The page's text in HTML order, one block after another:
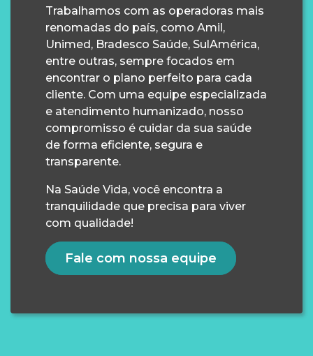
Trabalhamos com as operadoras mais
renomadas do país, como Amil,
Unimed, Bradesco Saúde, SulAmérica,
entre outras, sempre focados em
encontrar o plano perfeito para cada
cliente. Com uma equipe especializada
e atendimento humanizado, nosso
compromisso é cuidar da sua saúde
de forma eficiente, segura e
transparente.
Na Saúde Vida, você encontra a
tranquilidade que precisa para viver
com qualidade!
Fale com nossa equipe